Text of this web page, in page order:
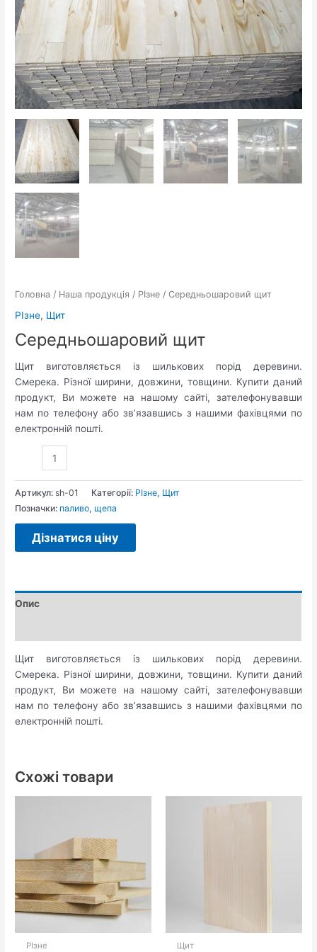
Головна / Наша продукція / РІзне / Середньошаровий щит
РІзне, Щит
Середньошаровий щит
Щит виготовляється із шилькових порід деревини.
Смерека. Різної ширини, довжини, товщини. Купити даний
продукт, Ви можете на нашому сайті, зателефонувавши
нам по телефону або зв’язавшись з нашими фахівцями по
електронній пошті.
Артикул: sh-01 Категорії: РІзне, Щит
Позначки: паливо, щепа
Дізнатися ціну
Опис
Щит виготовляється із шилькових порід деревини.
Смерека. Різної ширини, довжини, товщини. Купити даний
продукт, Ви можете на нашому сайті, зателефонувавши
нам по телефону або зв’язавшись з нашими фахівцями по
електронній пошті.
Схожі товари
РІзне Щит